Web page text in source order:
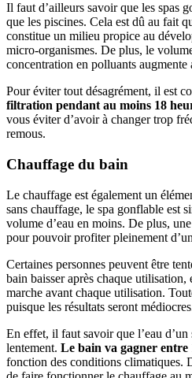
Il faut d’ailleurs savoir que les spas
que les piscines. Cela est dû au fait
constitue un milieu propice au
micro-organismes. De plus, le
concentration en polluants augmente
Pour éviter tout désagrément, il est
filtration pendant au moins 18
vous éviter d’avoir à changer trop
remous.
Chauffage du bain
Le chauffage est également un
sans chauffage, le spa gonflable est
volume d’eau en moins. De plus,
pour pouvoir profiter pleinement
Certaines personnes peuvent être
bain baisser après chaque utilisation,
marche avant chaque utilisation.
puisque les résultats seront
En effet, il faut savoir que l’eau
lentement. Le bain va gagner entre
fonction des conditions climatiques.